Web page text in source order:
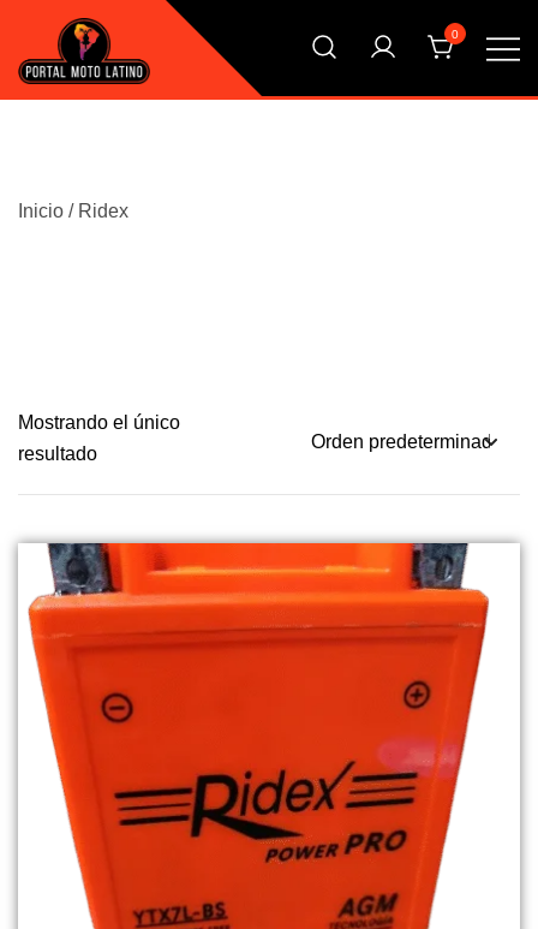
contenido
El Primer Shopping Multi Comercios de la Moto Online
0
Inicio / Ridex
Mostrando el único
resultado